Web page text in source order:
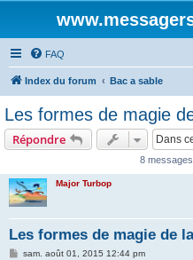
FAQ
Index du forum Bac a sable
Les formes de magie
Répondre
8
Major Turbop
Les formes de magie de
Msam. août 01, 2015 12:44 pm